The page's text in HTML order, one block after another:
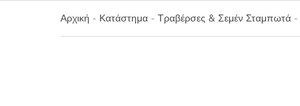
Αρχική - Κατάστημα - Τραβέρσες & Σεμέν Σταμπωτά -